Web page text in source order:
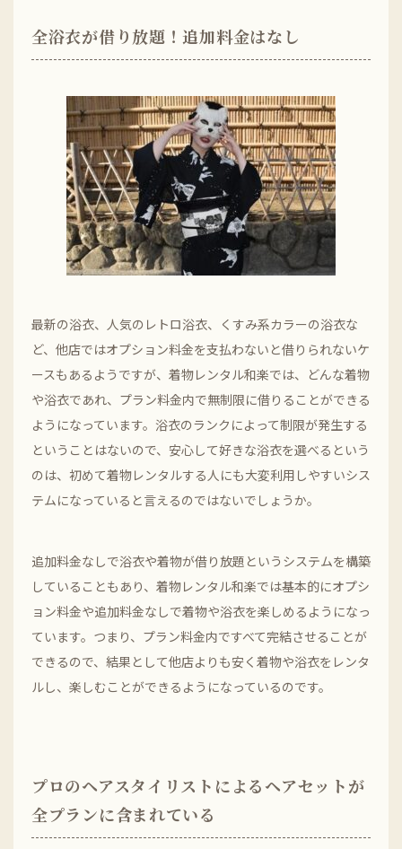
全浴衣が借り放題！追加料金はなし
最新の浴衣、人気のレトロ浴衣、くすみ系カラーの浴衣な
ど、他店ではオプション料金を支払わないと借りられないケ
ースもあるようですが、着物レンタル和楽では、どんな着物
や浴衣であれ、プラン料金内で無制限に借りることができる
ようになっています。浴衣のランクによって制限が発生する
ということはないので、安心して好きな浴衣を選べるという
のは、初めて着物レンタルする人にも大変利用しやすいシス
テムになっていると言えるのではないでしょうか。
追加料金なしで浴衣や着物が借り放題というシステムを構築
していることもあり、着物レンタル和楽では基本的にオプシ
ョン料金や追加料金なしで着物や浴衣を楽しめるようになっ
ています。つまり、プラン料金内ですべて完結させることが
できるので、結果として他店よりも安く着物や浴衣をレンタ
ルし、楽しむことができるようになっているのです。
プロのヘアスタイリストによるヘアセットが
全プランに含まれている